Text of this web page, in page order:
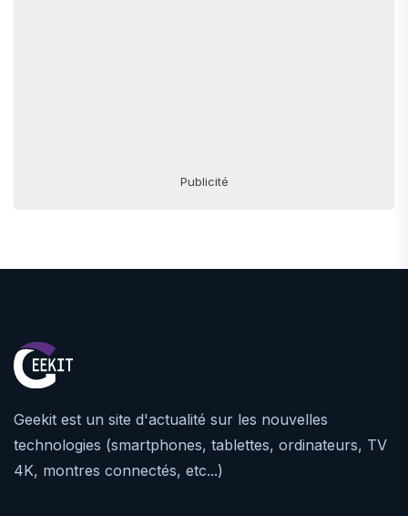
Publicité
Geekit est un site d'actualité sur les nouvelles
technologies (smartphones, tablettes, ordinateurs, TV
4K, montres connectés, etc...)